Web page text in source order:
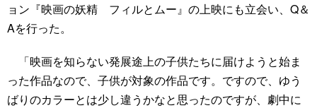
ョン『映画の妖精 フィルとムー』の上映にも立会い、Q＆
Aを行った。
「映画を知らない発展途上の子供たちに届けようと始ま
った作品なので、子供が対象の作品です。ですので、ゆう
ばりのカラーとは少し違うかなと思ったのですが、劇中に